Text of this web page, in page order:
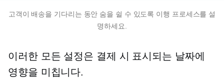
고객이 배송을 기다리는 동안 숨을 쉴 수 있도록 이행 프로세스를 설
명하세요.
이러한 모든 설정은 결제 시 표시되는 날짜에
영향을 미칩니다.